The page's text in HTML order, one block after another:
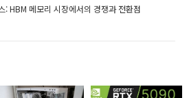
: HBM 메모리 시장에서의 경쟁과 전환점